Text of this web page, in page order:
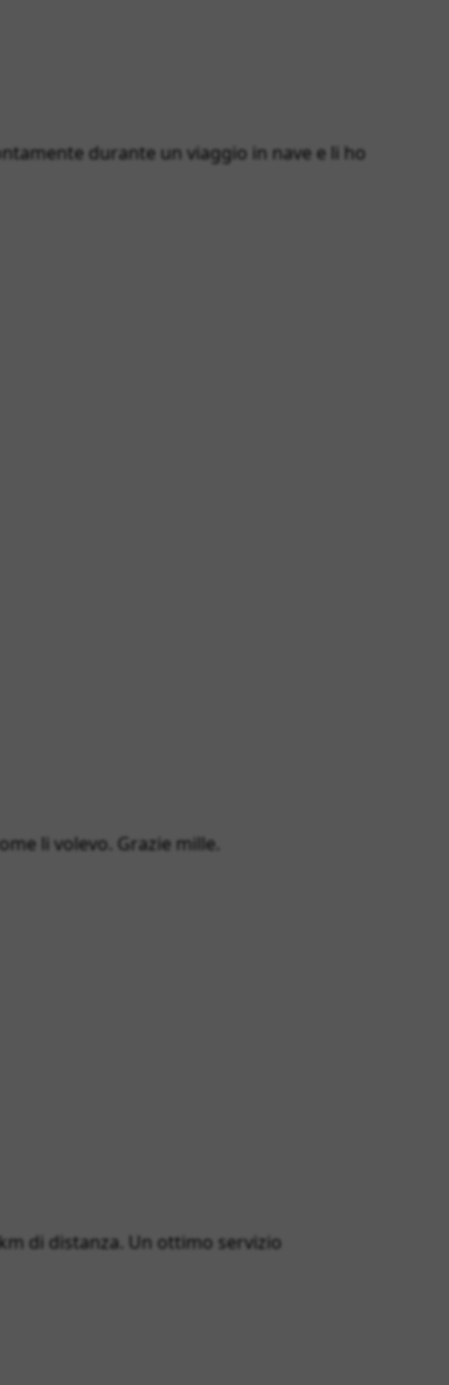
durante un viaggio in nave e li ho
li volevo. Grazie mille.
di distanza. Un ottimo servizio